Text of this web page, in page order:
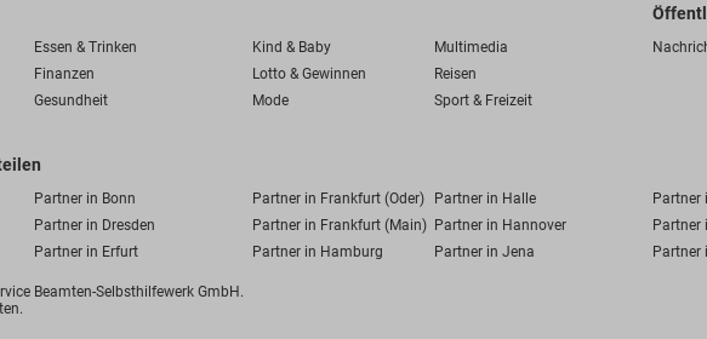
Essen & Trinken Kind & Baby
Multimedia
Finanzen Lotto & Gewinnen
Reisen
Gesundheit Mode Sport & Freizeit
Partner in Bonn Partner in Frankfurt (Oder) Partner in Halle Partner
Partner in Dresden Partner in Frankfurt (Main) Partner in Hannover Partner
Partner in Erfurt Partner in Hamburg Partner in Jena Partner
Beamten-Selbsthilfewerk GmbH.